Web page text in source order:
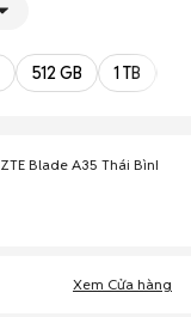
512 GB 1 TB
ZTE Blade A35 Thái Bình
Xem Cửa hàng